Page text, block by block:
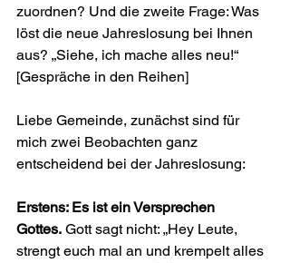
zuordnen? Und die zweite Frage: Was
löst die neue Jahreslosung bei Ihnen
aus? „Siehe, ich mache alles neu!“
[Gespräche in den Reihen]
Liebe Gemeinde, zunächst sind für
mich zwei Beobachten ganz
entscheidend bei der Jahreslosung:
Erstens: Es ist ein Versprechen
Gottes. Gott sagt nicht: „Hey Leute,
strengt euch mal an und krempelt alles